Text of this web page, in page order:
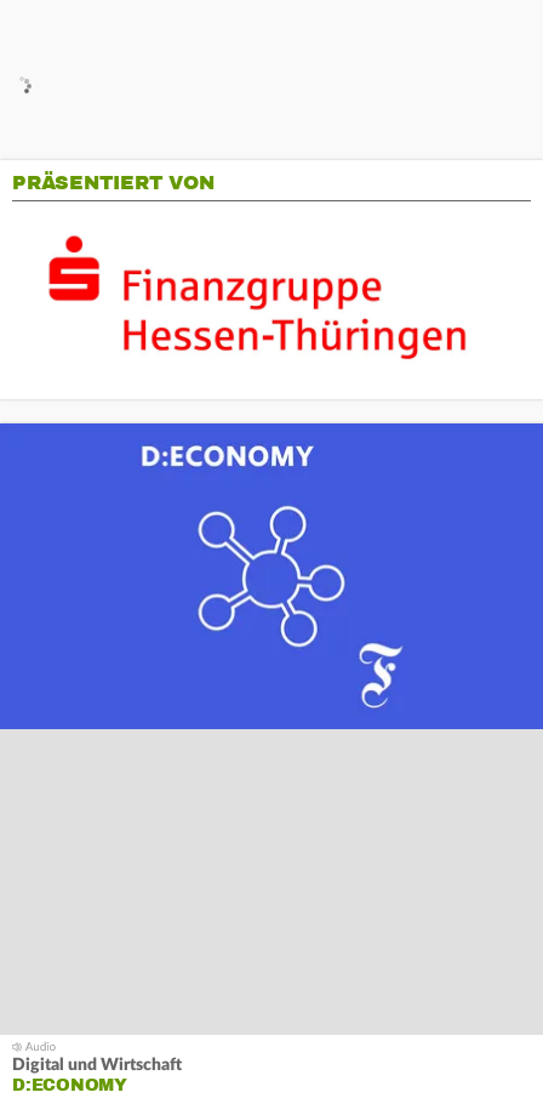
PRÄSENTIERT VON
Digital und Wirtschaft
D:ECONOMY